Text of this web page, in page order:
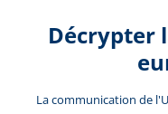
contenuDécrypter
La communication de